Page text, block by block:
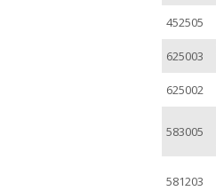
452505
625003
625002
583005
581203